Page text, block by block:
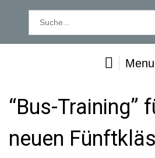
o
r
Menu
“Bus-Training”
neuen